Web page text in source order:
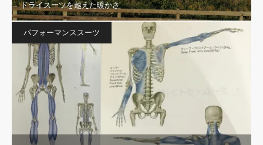
ドライスーツを越えた暖かさ
パフォーマンススーツ